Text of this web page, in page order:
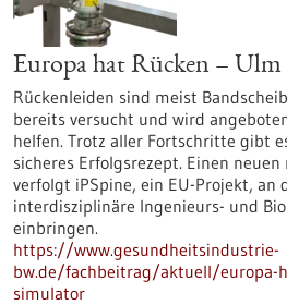
Europa hat Rücken –
Rückenleiden sind meist
bereits versucht und wird
helfen. Trotz aller Fortschritte gibt
sicheres Erfolgsrezept. Einen
verfolgt iPSpine, ein EU-Projekt, an
interdisziplinäre Ingenieurs- und
einbringen.
https://www.gesundheitsindustrie-
bw.de/fachbeitrag/aktuell/europa-
simulator